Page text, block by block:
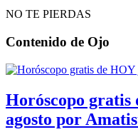
NO TE PIERDAS
Contenido de Ojo
Horóscopo gratis
agosto por